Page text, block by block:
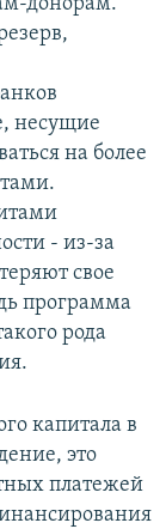
донорам.
несущие
на более
- из-за
свое
программа
рода
капитала в
это
платежей